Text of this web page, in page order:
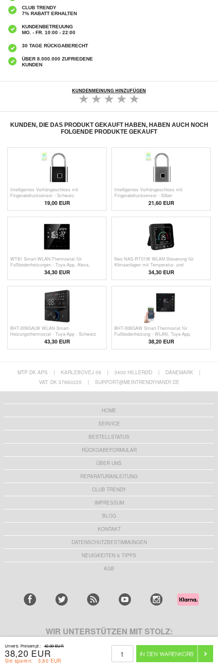
CLUB TRENDY
7% RABATT ERHALTEN
KUNDENBETREUUNG
MO. - FR. 10:00 - 22:00
30 TAGE RÜCKGABERECHT
ÜBER 8.000.000 ZUFRIEDENE
KUNDEN
KUNDENMEINUNG HINZUFÜGEN
KUNDEN, DIE DAS PRODUKT GEKAUFT HABEN, HABEN AUCH NOCH
FOLGENDE PRODUKTE GEKAUFT
Intelligentes Vorhängeschloss mit
Fingerabdrucksensor - Schwarz
19,00 EUR
Intelligentes Vorhängeschloss mit
Fingerabdrucksensor - Silber
21,60 EUR
WT81 Smart-WLAN-Thermostat für
Fußbodenheizungen - Tuya-App, Alexa,
34,30EUR
Neo NAS-RT01W WLAN-Steuerung für
Klimaanlagen mit Temperatur- und
Feuchtigkeitssensor34,30EUR
BHT-009GALW WLAN-Smart-
Heizungsthermostat - Tuya-App - Schwarz
43,30EUR
BHT-006GAW Smart-Thermostat für
Fußbodenheizung - WLAN, Tuya-App,
Sprachsteuerung - Schwarz
38,20EUR
Unverb. Preisempf.: 42,00 EUR
38,20 EUR
Sie sparen: 3,80 EUR
MTP DK APS | KARLEBOVEJ 59 | 3400 HILLERØD | DÄNEMARK
|
VAT: DK 37860220
| SUPPORT@MEINTRENDYHANDY.DE
HOME
SERVICE
BESTELLSTATUS
RÜCKGABEFORMULAR
ÜBER UNS
REPARATURANLEITUNG
CLUB TRENDY
IMPRESSUM
BLOG
KONTAKT
DATENSCHUTZBESTIMMUNGEN
NEUIGKEITEN & TIPPS
AGB
WIR UNTERSTÜTZEN MIT STOLZ: